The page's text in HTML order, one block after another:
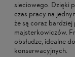
sieciowego. Dzięki
czas pracy na
że są coraz
majsterkowiczów.
obsłudze, idealne
konserwacyjnych.